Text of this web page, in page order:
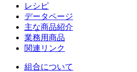
レシピ
データページ
主な商品紹介
業務用商品
関連リンク
組合について